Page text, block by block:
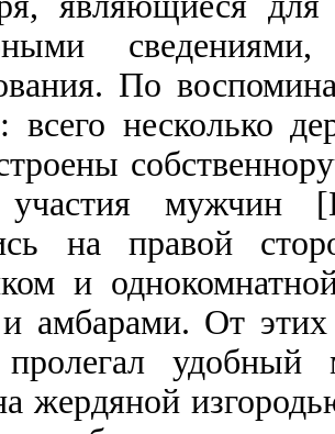
По
всего несколько
участия мужчин
на правой
и
амбарами. От
удобный
жердяной